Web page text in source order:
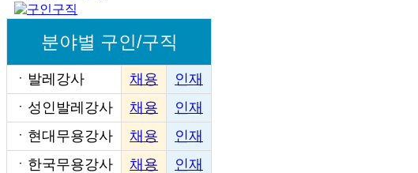
분야별 구인/구직
ㆍ 발레강사 채용
인재
ㆍ 성인발레강사 채용
인재
ㆍ 현대무용강사 채용
인재
ㆍ 한국무용강사 채용
인재